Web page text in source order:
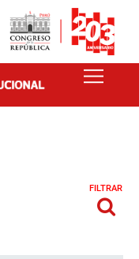
FILTRAR